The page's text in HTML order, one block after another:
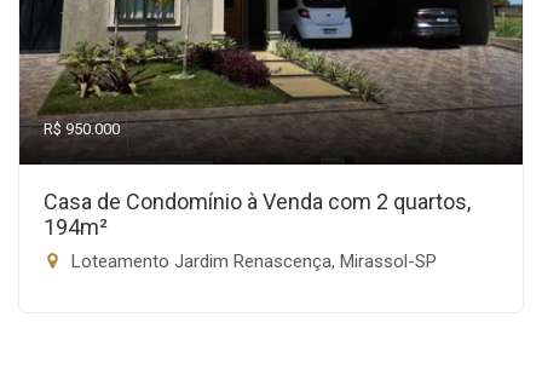
R$ 950.000
Casa de Condomínio à Venda com 2 quartos,
194m²
Loteamento Jardim Renascença, Mirassol-SP